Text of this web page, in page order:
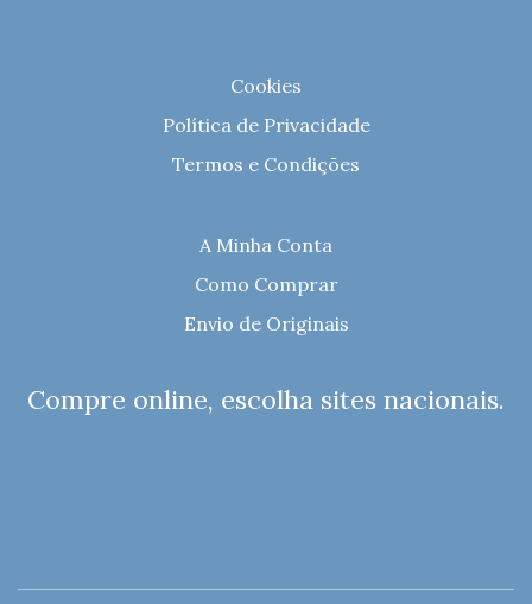
Cookies
Política de Privacidade
Termos e Condições
A Minha Conta
Como Comprar
Envio de Originais
Compre online, escolha sites nacionais.